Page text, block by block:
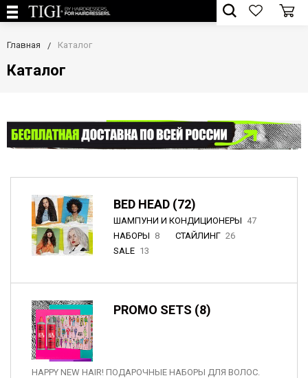
Главная Каталог
Каталог
BED HEAD (72)
ШАМПУНИ И КОНДИЦИОНЕРЫ 47
НАБОРЫ 8 СТАЙЛИНГ 26
SALE 13
PROMO SETS (8)
HAPPY NEW HAIR! ПОДАРОЧНЫЕ НАБОРЫ ДЛЯ ВОЛОС.